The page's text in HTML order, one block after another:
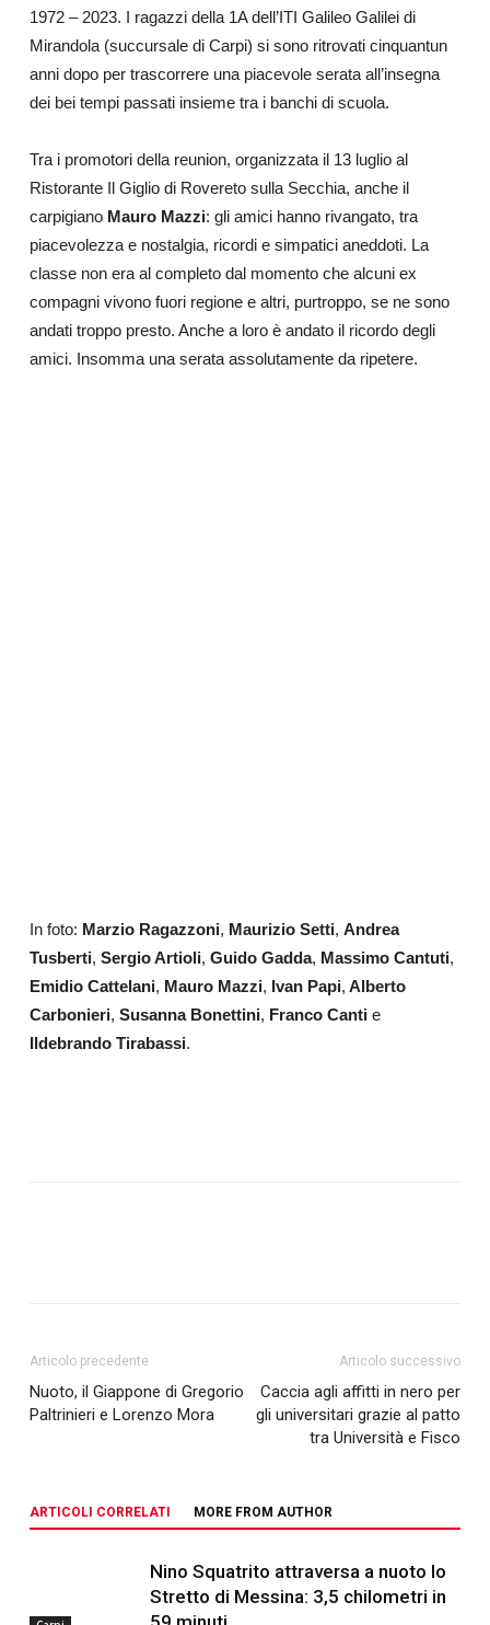
1972 – 2023. I ragazzi della 1A dell’ITI Galileo Galilei di
Mirandola (succursale di Carpi) si sono ritrovati cinquantun
anni dopo per trascorrere una piacevole serata all’insegna
dei bei tempi passati insieme tra i banchi di scuola.
Tra i promotori della reunion, organizzata il 13 luglio al
Ristorante Il Giglio di Rovereto sulla Secchia, anche il
carpigiano Mauro Mazzi: gli amici hanno rivangato, tra
piacevolezza e nostalgia, ricordi e simpatici aneddoti. La
classe non era al completo dal momento che alcuni ex
compagni vivono fuori regione e altri, purtroppo, se ne sono
andati troppo presto. Anche a loro è andato il ricordo degli
amici. Insomma una serata assolutamente da ripetere.
In foto: Marzio Ragazzoni, Maurizio Setti, Andrea
Tusberti, Sergio Artioli, Guido Gadda, Massimo Cantuti,
Emidio Cattelani, Mauro Mazzi, Ivan Papi, Alberto
Carbonieri, Susanna Bonettini, Franco Canti e
Ildebrando Tirabassi.
Articolo precedente
Nuoto, il Giappone di Gregorio
Paltrinieri e Lorenzo Mora
Articolo successivo
Caccia agli affitti in nero per
gli universitari grazie al patto
tra Università e Fisco
ARTICOLI CORRELATI MORE FROM AUTHOR
Nino Squatrito attraversa a nuoto lo
Stretto di Messina: 3,5 chilometri in